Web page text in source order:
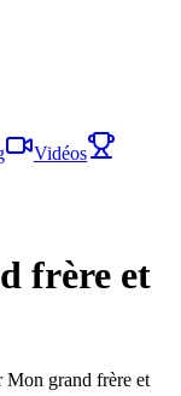
Vidéos
frère et
Mon grand frère et